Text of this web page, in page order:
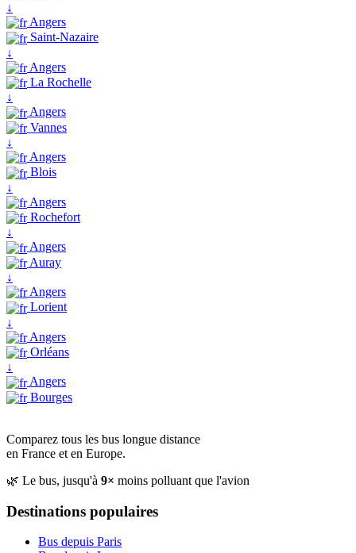
↓
Angers
Saint-Nazaire
↓
Angers
La Rochelle
↓
Angers
Vannes
↓
Angers
Blois
↓
Angers
Rochefort
↓
Angers
Auray
↓
Angers
Lorient
↓
Angers
Orléans
↓
Angers
Bourges
Comparez tous les bus longue distance
en France et en Europe.
🌿 Le bus, jusqu'à 9× moins polluant que l'avion
Destinations populaires
Bus depuis Paris